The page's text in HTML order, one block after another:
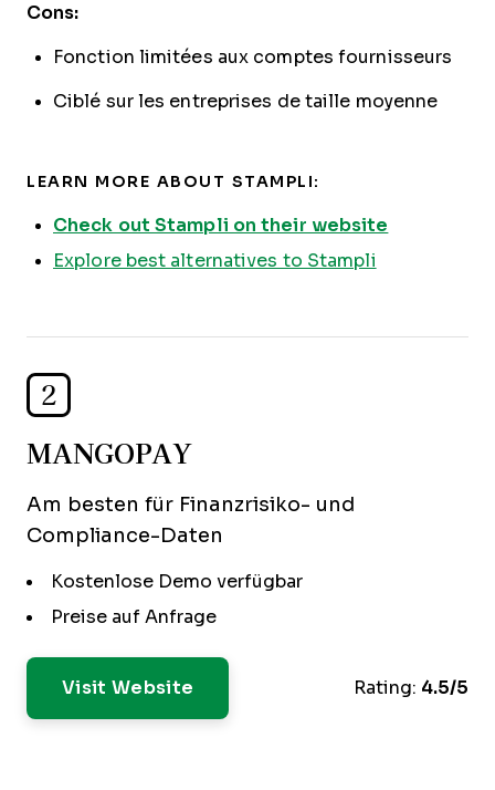
Cons:
Fonction limitées aux comptes fournisseurs
Ciblé sur les entreprises de taille moyenne
LEARN MORE ABOUT STAMPLI:
Check out Stampli on their website
Explore best alternatives to Stampli
2
MANGOPAY
Am besten für Finanzrisiko- und
Compliance-Daten
Kostenlose Demo verfügbar
Preise auf Anfrage
Visit Website Rating: 4.5/5